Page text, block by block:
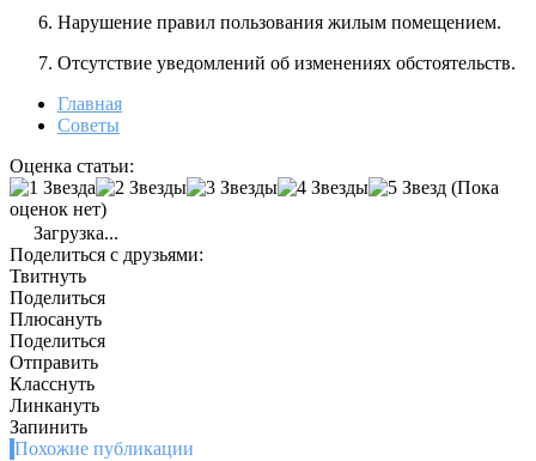
Нарушение правил пользования жилым помещением.
Отсутствие уведомлений об изменениях обстоятельств.
Главная
Советы
Оценка статьи:
(Пока
оценок нет)
Загрузка...
Поделиться с друзьями:
Твитнуть
Поделиться
Плюсануть
Поделиться
Отправить
Класснуть
Линкануть
Запинить
Похожие публикации